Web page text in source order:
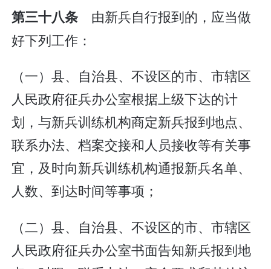
第三十八条 由新兵自行报到的，应当做
好下列工作：
（一）县、自治县、不设区的市、市辖区
人民政府征兵办公室根据上级下达的计
划，与新兵训练机构商定新兵报到地点、
联系办法、档案交接和人员接收等有关事
宜，及时向新兵训练机构通报新兵名单、
人数、到达时间等事项；
（二）县、自治县、不设区的市、市辖区
人民政府征兵办公室书面告知新兵报到地